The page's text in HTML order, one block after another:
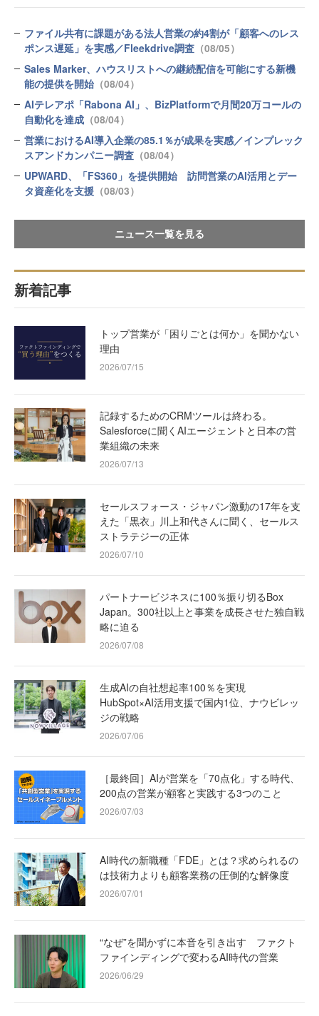
ファイル共有に課題がある法人営業の約4割が「顧客へのレス
ポンス遅延」を実感／Fleekdrive調査 （08/05）
Sales Marker、ハウスリストへの継続配信を可能にする新機
能の提供を開始 （08/04）
AIテレアポ「Rabona AI」、BizPlatformで月間20万コールの
自動化を達成 （08/04）
営業におけるAI導入企業の85.1％が成果を実感／インプレック
スアンドカンパニー調査 （08/04）
UPWARD、「FS360」を提供開始 訪問営業のAI活用とデー
タ資産化を支援 （08/03）
ニュース一覧を見る
新着記事
トップ営業が「困りごとは何か」を聞かない
理由
2026/07/15
記録するためのCRMツールは終わる。
Salesforceに聞くAIエージェントと日本の営
業組織の未来
2026/07/13
セールスフォース・ジャパン激動の17年を支
えた「黒衣」川上和代さんに聞く、セールス
ストラテジーの正体
2026/07/10
パートナービジネスに100％振り切るBox
Japan。300社以上と事業を成長させた独自戦
略に迫る
2026/07/08
生成AIの自社想起率100％を実現
HubSpot×AI活用支援で国内1位、ナウビレッ
ジの戦略
2026/07/06
［最終回］AIが営業を「70点化」する時代、
200点の営業が顧客と実践する3つのこと
2026/07/03
AI時代の新職種「FDE」とは？求められるの
は技術力よりも顧客業務の圧倒的な解像度
2026/07/01
“なぜ”を聞かずに本音を引き出す ファクト
ファインディングで変わるAI時代の営業
2026/06/29